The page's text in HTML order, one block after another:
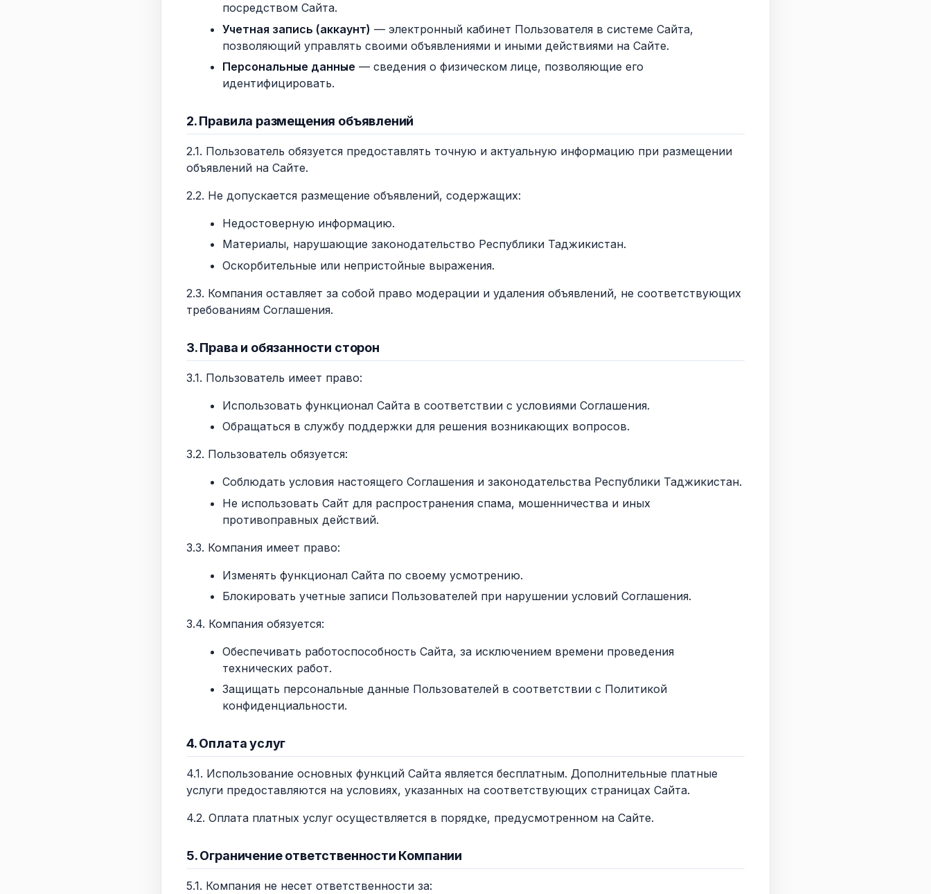
посредством Сайта.
Учетная запись (аккаунт) — электронный кабинет Пользователя в системе Сайта,
позволяющий управлять своими объявлениями и иными действиями на Сайте.
Персональные данные — сведения о физическом лице, позволяющие его
идентифицировать.
2. Правила размещения объявлений
2.1. Пользователь обязуется предоставлять точную и актуальную информацию при размещении
объявлений на Сайте.
2.2. Не допускается размещение объявлений, содержащих:
Недостоверную информацию.
Материалы, нарушающие законодательство Республики Таджикистан.
Оскорбительные или непристойные выражения.
2.3. Компания оставляет за собой право модерации и удаления объявлений, не соответствующих
требованиям Соглашения.
3. Права и обязанности сторон
3.1. Пользователь имеет право:
Использовать функционал Сайта в соответствии с условиями Соглашения.
Обращаться в службу поддержки для решения возникающих вопросов.
3.2. Пользователь обязуется:
Соблюдать условия настоящего Соглашения и законодательства Республики Таджикистан.
Не использовать Сайт для распространения спама, мошенничества и иных
противоправных действий.
3.3. Компания имеет право:
Изменять функционал Сайта по своему усмотрению.
Блокировать учетные записи Пользователей при нарушении условий Соглашения.
3.4. Компания обязуется:
Обеспечивать работоспособность Сайта, за исключением времени проведения
технических работ.
Защищать персональные данные Пользователей в соответствии с Политикой
конфиденциальности.
4. Оплата услуг
4.1. Использование основных функций Сайта является бесплатным. Дополнительные платные
услуги предоставляются на условиях, указанных на соответствующих страницах Сайта.
4.2. Оплата платных услуг осуществляется в порядке, предусмотренном на Сайте.
5. Ограничение ответственности Компании
5.1. Компания не несет ответственности за: